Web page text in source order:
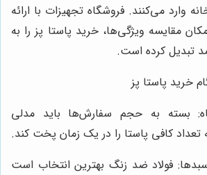
وارد می‌کنند. فروشگاه تجهیزات با ارائه
مقایسه ویژگی‌ها، خرید پاستا پز را به
تبدیل کرده است.
خرید پاستا پز
بسته به حجم سفارش‌ها باید مدلی
کافی پاستا را در یک زمان پخت کند.
فولاد ضد زنگ بهترین انتخاب است